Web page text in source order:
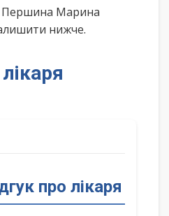
Першина Марина
нижче.
про лікаря